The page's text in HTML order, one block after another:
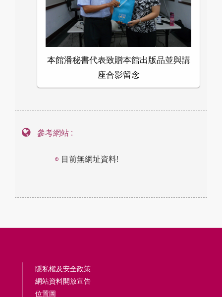
本館潘秘書代表致贈本館出版品並與講
座合影留念
參考網站 :
目前無網址資料!
隱私權及安全政策
網站資料開放宣告
位置圖